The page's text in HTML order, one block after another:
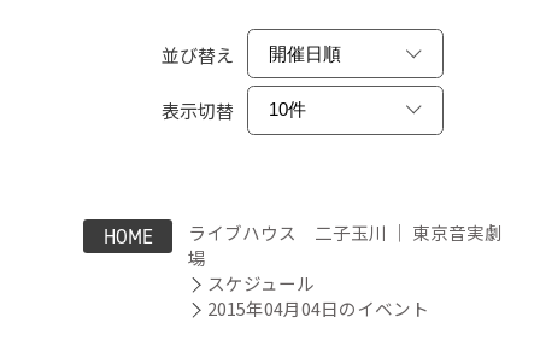
並び替え
表示切替
HOME
ライブハウス 二子玉川 ｜ 東京音実劇
場
スケジュール
2015年04月04日のイベント